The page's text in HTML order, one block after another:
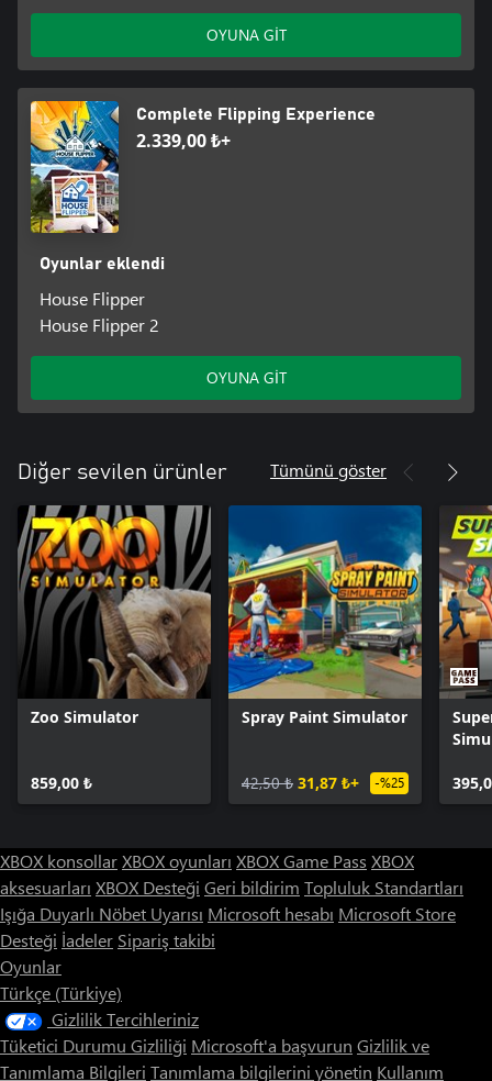
OYUNA GİT
Complete Flipping Experience
2.339,00 ₺+
Oyunlar eklendi
House Flipper
House Flipper 2
OYUNA GİT
Diğer sevilen ürünler Tümünü göster
Zoo Simulator
859,00 ₺
Spray Paint Simulator
42,50 ₺ 31,87 ₺+ -%25
XBOX konsollarXBOX oyunları XBOX Game Pass XBOX
aksesuarları XBOX Desteği Geri bildirim Topluluk Standartları
Işığa Duyarlı Nöbet Uyarısı Microsoft hesabı Microsoft Store
Desteği İadeler Sipariş takibi
Oyunlar
Türkçe (Türkiye)
Gizlilik Tercihleriniz
Tüketici Durumu Gizliliği Microsoft'a başvurun Gizlilik ve
Tanımlama Bilgileri Tanımlama bilgilerini yönetin Kullanım